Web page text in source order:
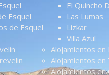
Esquel
de Esquel
El Quincho
Las Lumas
Lizkar
Villa Azul
Alojamientos en
Alojamientos en
Alojamientos en